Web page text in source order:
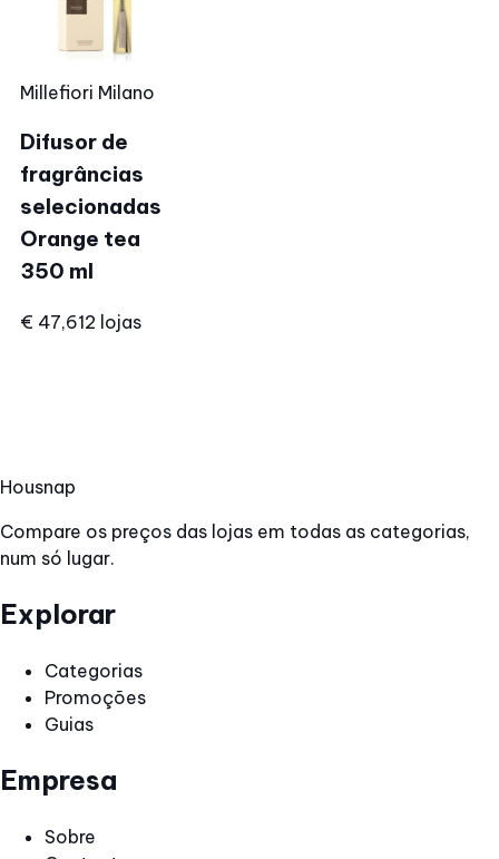
Millefiori Milano
Difusor de
fragrâncias
selecionadas
Orange tea
350 ml
€ 47,612 lojas
Housnap
Compare os preços das lojas em todas as categorias,
num só lugar.
Explorar
Categorias
Promoções
Guias
Empresa
Sobre